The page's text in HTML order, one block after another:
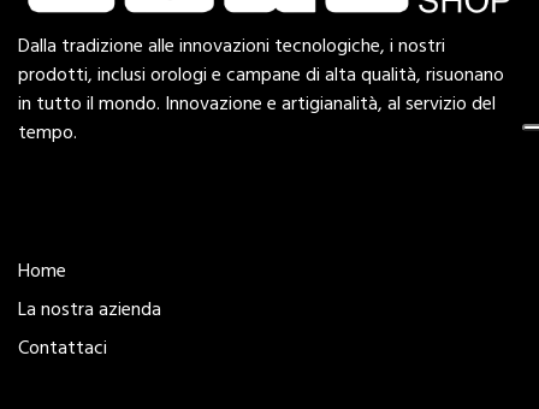
Dalla tradizione alle innovazioni tecnologiche, i nostri
prodotti, inclusi orologi e campane di alta qualità, risuonano
in tutto il mondo. Innovazione e artigianalità, al servizio del
tempo.
Home
La nostra azienda
Contattaci